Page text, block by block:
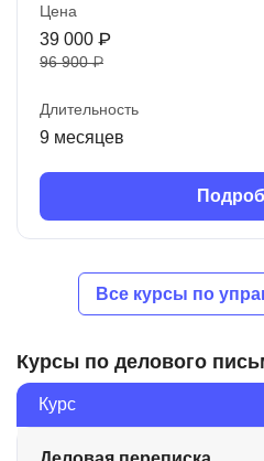
Цена
39 000 ₽
96 900 ₽
Длительность
9 месяцев
Все курсы по
Курсы по делового
Курс